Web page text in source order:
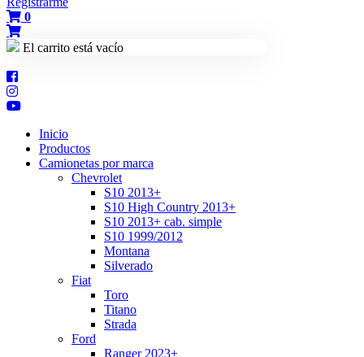
0
El carrito está vacío
Inicio
Productos
Camionetas por marca
Chevrolet
S10 2013+
S10 High Country 2013+
S10 2013+ cab. simple
S10 1999/2012
Montana
Silverado
Fiat
Toro
Titano
Strada
Ford
Ranger 2023+